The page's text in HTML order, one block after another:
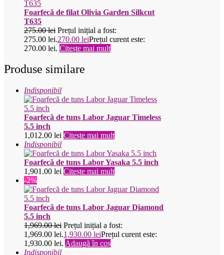
Foarfecă de filat Olivia Garden Silkcut
T635
275.00lei Prețul inițial a fost:
275.00 lei.270.00 leiPrețul curent este:
270.00 lei. Citește mai mult
Produse similare
Indisponibil
Foarfecă de tuns Labor Jaguar Timeless
5.5 inch
1,012.00 lei Citește mai mult
Indisponibil
Foarfecă de tuns Labor Yasaka 5.5 inch
1,901.00 lei Citește mai mult
-2%
Foarfecă de tuns Labor Jaguar Diamond
5.5 inch
1,969.00lei Prețul inițial a fost:
1,969.00 lei.1,930.00 leiPrețul curent este:
1,930.00 lei. Adaugă în coș
Indisponibil